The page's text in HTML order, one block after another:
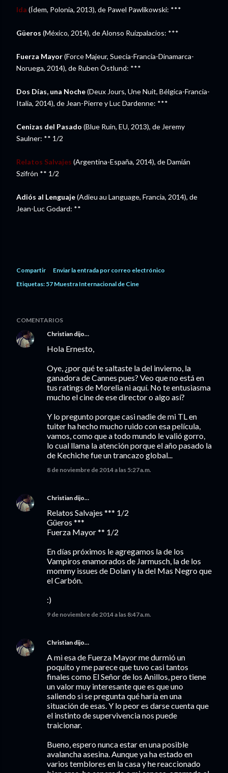
Ida (Ídem, Polonia, 2013), de Pawel Pawlikowski: ***
Güeros (México, 2014), de Alonso Ruizpalacios: ***
Fuerza Mayor(Force Majeur, Suecia-Francia-Dinamarca-
Noruega, 2014), de Ruben Östlund: ***
Dos Días, una Noche(Deux Jours, Une Nuit, Bélgica-Francia-
Italia, 2014), de Jean-Pierre y Luc Dardenne: ***
Cenizas del Pasado (Blue Ruin, EU, 2013), de Jeremy
Saulner: ** 1/2
Relatos Salvajes (Argentina-España, 2014), de Damián
Szifrón ** 1/2
Adiós al Lenguaje(Adieu au Language, Francia, 2014), de
Jean-Luc Godard: **
Compartir
Enviar la entrada por correo electrónico
Etiquetas: 57 Muestra Internacional de Cine
COMENTARIOS
Christian dijo…
Hola Ernesto,
Oye, ¿por qué te saltaste la del invierno, la
ganadora de Cannes pues? Veo que no está en
tus ratings de Morelia ni aquí. No te entusiasma
mucho el cine de ese director o algo así?
Y lo pregunto porque casi nadie de mi TL en
tuiter ha hecho mucho ruido con esa película,
vamos, como que a todo mundo le valió gorro,
lo cual llama la atención porque el año pasado la
de Kechiche fue un trancazo global...
8 de noviembre de 2014 a las 5:27 a.m.
Christian dijo…
Relatos Salvajes *** 1/2
Güeros ***
Fuerza Mayor ** 1/2
En días próximos le agregamos la de los
Vampiros enamorados de Jarmusch, la de los
mommy issues de Dolan y la del Mas Negro que
el Carbón.
:)
9 de noviembre de 2014 a las 8:47 a.m.
Christian dijo…
A mi esa de Fuerza Mayor me durmió un
poquito y me parece que tuvo casi tantos
finales como El Señor de los Anillos, pero tiene
un valor muy interesante que es que uno
saliendo si se pregunta qué haría en una
situación de esas. Y lo peor es darse cuenta que
el instinto de supervivencia nos puede
traicionar.
Bueno, espero nunca estar en una posible
avalancha asesina. Aunque ya ha estado en
varios temblores en la casa y he reaccionado